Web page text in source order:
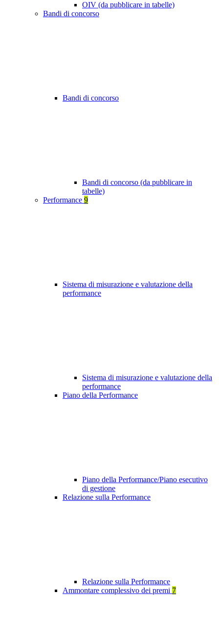
OIV (da pubblicare in tabelle)
Bandi di concorso
Bandi di concorso
Bandi di concorso (da pubblicare in
tabelle)
Performance 9
Sistema di misurazione e valutazione della
performance
Sistema di misurazione e valutazione della
performance
Piano della Performance
Piano della Performance/Piano esecutivo
di gestione
Relazione sulla Performance
Relazione sulla Performance
Ammontare complessivo dei premi 7